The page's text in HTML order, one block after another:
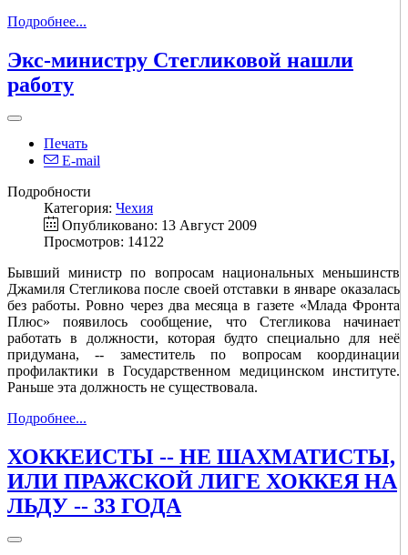
Подробнее...
Экс-министру Стегликовой нашли
работу
Печать
E-mail
Подробности
Категория: Чехия
Опубликовано: 13 Август 2009
Просмотров: 14122
Бывший министр по вопросам национальных меньшинств
Джамиля Стегликова после своей отставки в январе оказалась
без работы. Ровно через два месяца в газете «Млада Фронта
Плюс» появилось сообщение, что Стегликова начинает
работать в должности, которая будто специально для неё
придумана, -- заместитель по вопросам координации
профилактики в Государственном медицинском институте.
Раньше эта должность не существовала.
Подробнее...
ХОККЕИСТЫ -- НЕ ШАХМАТИСТЫ,
ИЛИ ПРАЖСКОЙ ЛИГЕ ХОККЕЯ НА
ЛЬДУ -- 33 ГОДА